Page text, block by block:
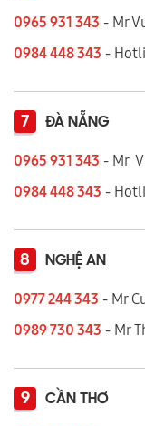
0965 931 343 - Mr
0984 448 343 -
7 ĐÀ NẴNG
0965 931 343 - Mr
0984 448 343 -
8 NGHỆ AN
0977 244 343 - Mr
0989 730 343 - Mr
9 CẦN THƠ